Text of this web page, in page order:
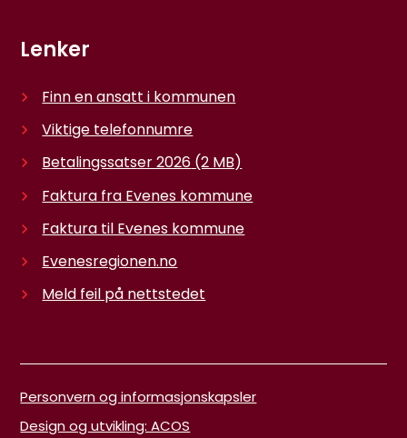
Lenker
Finn en ansatt i kommunen
Viktige telefonnumre
Betalingssatser 2026 (2 MB)
Faktura fra Evenes kommune
Faktura til Evenes kommune
Evenesregionen.no
Meld feil på nettstedet
Personvern og informasjonskapsler
Design og utvikling: ACOS